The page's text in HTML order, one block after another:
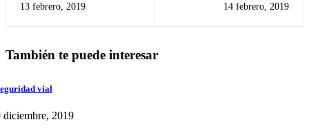
13 febrero, 2019
14 febrero, 2019
También te puede interesar
vial
diciembre, 2019